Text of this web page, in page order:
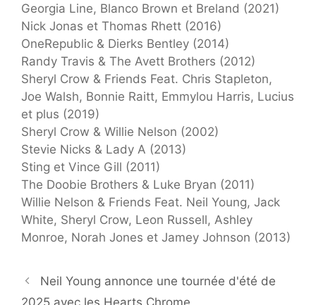
Georgia Line, Blanco Brown et Breland (2021)
Nick Jonas et Thomas Rhett (2016)
OneRepublic & Dierks Bentley (2014)
Randy Travis & The Avett Brothers (2012)
Sheryl Crow & Friends Feat. Chris Stapleton,
Joe Walsh, Bonnie Raitt, Emmylou Harris, Lucius
et plus (2019)
Sheryl Crow & Willie Nelson (2002)
Stevie Nicks & Lady A (2013)
Sting et Vince Gill (2011)
The Doobie Brothers & Luke Bryan (2011)
Willie Nelson & Friends Feat. Neil Young, Jack
White, Sheryl Crow, Leon Russell, Ashley
Monroe, Norah Jones et Jamey Johnson (2013)
Neil Young annonce une tournée d'été de
2025 avec les Hearts Chrome